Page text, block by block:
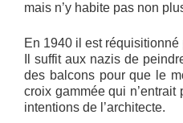
mais n’y habite pas non
En 1940 il est
Il suffit aux nazis de
des balcons pour que le
croix gammée qui
intentions de l’architecte.